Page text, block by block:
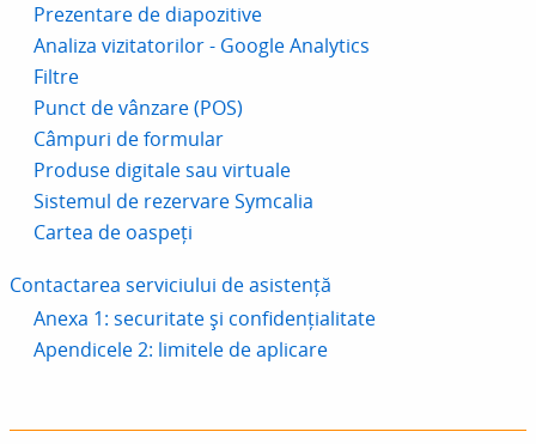
Prezentare de diapozitive
Analiza vizitatorilor - Google Analytics
Filtre
Punct de vânzare (POS)
Câmpuri de formular
Produse digitale sau virtuale
Sistemul de rezervare Symcalia
Cartea de oaspeți
Contactarea serviciului de asistență
Anexa 1: securitate și confidențialitate
Apendicele 2: limitele de aplicare